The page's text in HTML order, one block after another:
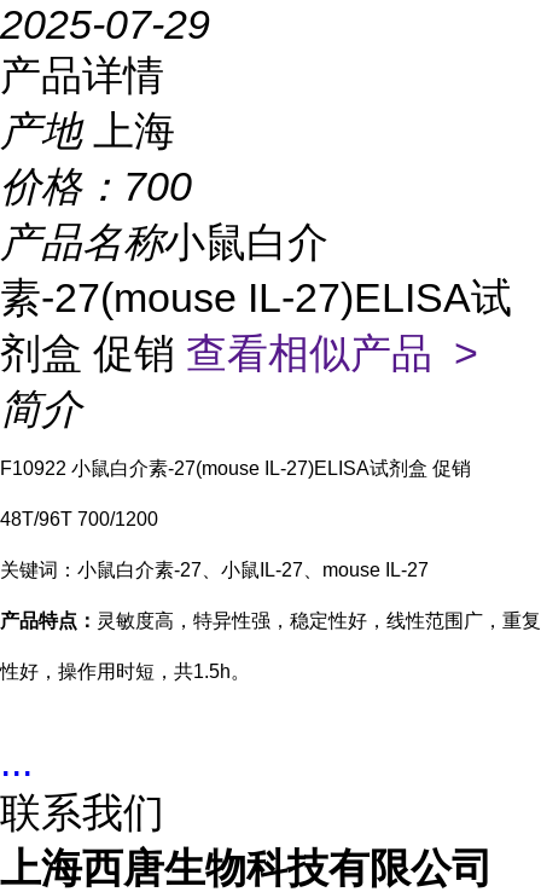
2025-07-29
产品详情
产地
上海
价格： 700
产品名称小鼠白介
素-27(mouse IL-27)ELISA试
剂盒 促销 查看相似产品 >
简介
F10922 小鼠白介素-27(mouse IL-27)ELISA试剂盒 促销
48T/96T 700/1200
关键词：小鼠白介素-27、小鼠IL-27、mouse IL-27
产品特点： 灵敏度高，特异性强，稳定性好，线性范围广，重复
性好，操作用时短，共1.5h。
...
联系我们
上海西唐生物科技有限公司